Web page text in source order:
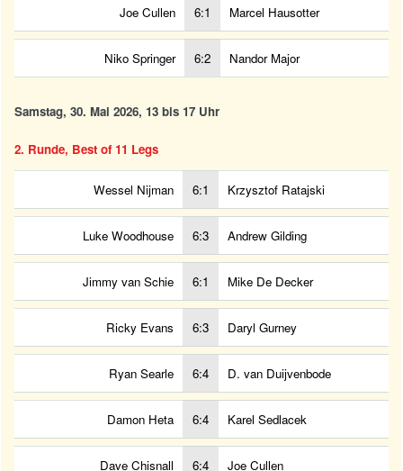
Joe Cullen 6:1 Marcel Hausotter
Niko Springer 6:2 Nandor Major
Samstag, 30. Mai 2026, 13 bis 17 Uhr
2. Runde, Best of 11 Legs
Wessel Nijman 6:1 Krzysztof Ratajski
Luke Woodhouse 6:3 Andrew Gilding
Jimmy van Schie 6:1 Mike De Decker
Ricky Evans 6:3 Daryl Gurney
Ryan Searle 6:4 D. van Duijvenbode
Damon Heta 6:4 Karel Sedlacek
Dave Chisnall 6:4 Joe Cullen